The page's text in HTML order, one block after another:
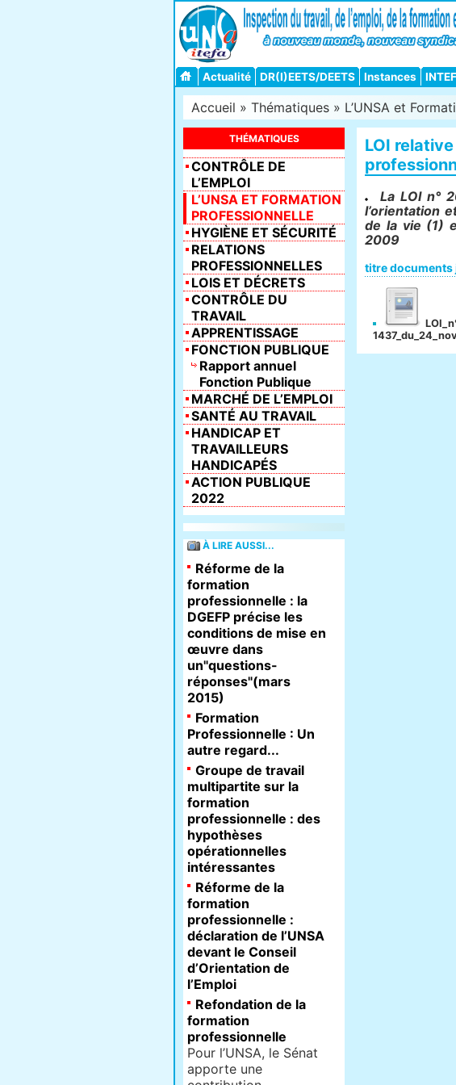
Actualité DR(I)EETS/DEETS Instances
Accueil » Thématiques » L’UNSA et
LOI
La LOI n°
l’orientation
de la vie (1)
2009
titre documents
THÉMATIQUES
CONTRÔLE DE
L’EMPLOI
L’UNSA ET FORMATION
PROFESSIONNELLE
HYGIÈNE ET SÉCURITÉ
RELATIONS
PROFESSIONNELLES
LOIS ET DÉCRETS
CONTRÔLE DU
TRAVAIL
APPRENTISSAGE
FONCTION PUBLIQUE
Rapport annuel
Fonction Publique
MARCHÉ DE L’EMPLOI
SANTÉ AU TRAVAIL
HANDICAP ET
TRAVAILLEURS
HANDICAPÉS
ACTION PUBLIQUE
2022
À LIRE AUSSI...
Réforme de la
formation
professionnelle : la
DGEFP précise les
conditions de mise en
œuvre dans
un"questions-
réponses"(mars
2015)
Formation
Professionnelle : Un
autre regard...
Groupe de travail
multipartite sur la
formation
professionnelle : des
hypothèses
opérationnelles
intéressantes
Réforme de la
formation
professionnelle :
déclaration de l’UNSA
devant le Conseil
d’Orientation de
l’Emploi
Refondation de la
formation
professionnelle
Pour l’UNSA, le Sénat
apporte une